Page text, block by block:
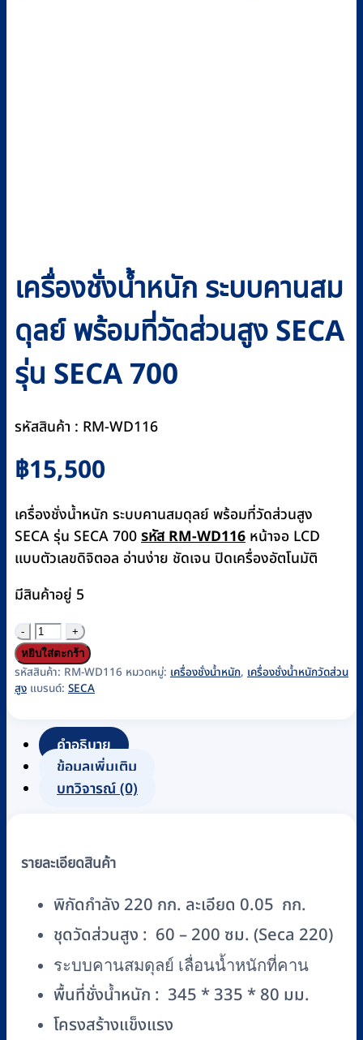
เครื่องชั่งน้ำหนัก ระบบคานสม
ดุลย์ พร้อมที่วัดส่วนสูง SECA
รุ่น SECA 700
รหัสสินค้า : RM-WD116
฿15,500
เครื่องชั่งน้ำหนัก ระบบคานสมดุลย์ พร้อมที่วัดส่วนสูง
SECA รุ่น SECA 700รหัส RM-WD116 หน้าจอ LCD
แบบตัวเลขดิจิตอล อ่านง่าย ชัดเจน ปิดเครื่องอัตโนมัติ
มีสินค้าอยู่ 5
จำนวน
เครื่อง
ชั่ง
น้ำ
ระบบ
คาน
วัด
ส่วน
สูง
SECA
รุ่น
SECA
700
ชิ้น
หยิบใส่ตะกร้า
รหัสสินค้า: RM-WD116 หมวดหมู่: เครื่องชั่งน้ำหนัก, เครื่องชั่งน้ำหนักวัดส่วน
สูง แบรนด์: SECA
คำอธิบาย
ข้อมูลเพิ่มเติม
บทวิจารณ์ (0)
รายละเอียดสินค้า
พิกัดกำลัง 220 กก. ละเอียด 0.05 กก.
ชุดวัดส่วนสูง : 60 – 200 ซม. (Seca 220)
ระบบคานสมดุลย์ เลื่อนน้ำหนักที่คาน
พื้นที่ชั่งน้ำหนัก : 345 * 335 * 80 มม.
โครงสร้างแข็งแรง